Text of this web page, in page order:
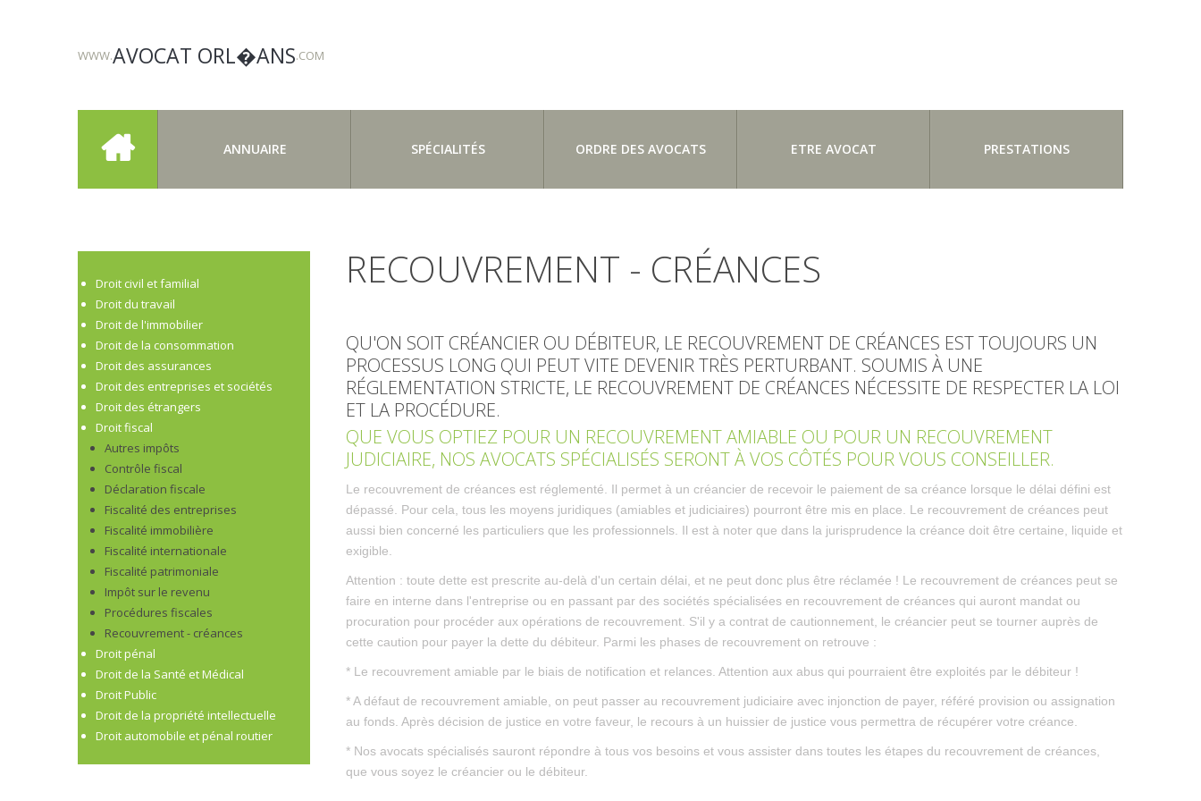
WWW.AVOCAT ORL�ANS.COM
ANNUAIRE SPÉCIALITÉS ORDRE DES AVOCATS ETRE AVOCAT PRESTATIONS
Droit civil et familial
Droit du travail
Droit de l'immobilier
Droit de la consommation
Droit des assurances
Droit des entreprises et sociétés
Droit des étrangers
Droit fiscal
Autres impôts
Contrôle fiscal
Déclaration fiscale
Fiscalité des entreprises
Fiscalité immobilière
Fiscalité internationale
Fiscalité patrimoniale
Impôt sur le revenu
Procédures fiscales
Recouvrement - créances
Droit pénal
Droit de la Santé et Médical
Droit Public
Droit de la propriété intellectuelle
Droit automobile et pénal routier
RECOUVREMENT - CRÉANCES
QU'ON SOIT CRÉANCIER OU DÉBITEUR, LE RECOUVREMENT DE CRÉANCES EST TOUJOURS UN
PROCESSUS LONG QUI PEUT VITE DEVENIR TRÈS PERTURBANT. SOUMIS À UNE
RÉGLEMENTATION STRICTE, LE RECOUVREMENT DE CRÉANCES NÉCESSITE DE RESPECTER LA LOI
ET LA PROCÉDURE.
QUE VOUS OPTIEZ POUR UN RECOUVREMENT AMIABLE OU POUR UN RECOUVREMENT
JUDICIAIRE, NOS AVOCATS SPÉCIALISÉS SERONT À VOS CÔTÉS POUR VOUS CONSEILLER.
Le recouvrement de créances est réglementé. Il permet à un créancier de recevoir le paiement de sa créance lorsque le délai défini est
dépassé. Pour cela, tous les moyens juridiques (amiables et judiciaires) pourront être mis en place. Le recouvrement de créances peut
aussi bien concerné les particuliers que les professionnels. Il est à noter que dans la jurisprudence la créance doit être certaine, liquide et
exigible.
Attention : toute dette est prescrite au-delà d'un certain délai, et ne peut donc plus être réclamée ! Le recouvrement de créances peut se
faire en interne dans l'entreprise ou en passant par des sociétés spécialisées en recouvrement de créances qui auront mandat ou
procuration pour procéder aux opérations de recouvrement. S'il y a contrat de cautionnement, le créancier peut se tourner auprès de
cette caution pour payer la dette du débiteur. Parmi les phases de recouvrement on retrouve :
* Le recouvrement amiable par le biais de notification et relances. Attention aux abus qui pourraient être exploités par le débiteur !
* A défaut de recouvrement amiable, on peut passer au recouvrement judiciaire avec injonction de payer, référé provision ou assignation
au fonds. Après décision de justice en votre faveur, le recours à un huissier de justice vous permettra de récupérer votre créance.
* Nos avocats spécialisés sauront répondre à tous vos besoins et vous assister dans toutes les étapes du recouvrement de créances,
que vous soyez le créancier ou le débiteur.